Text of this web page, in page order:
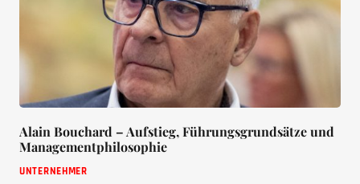
Alain Bouchard – Aufstieg, Führungsgrundsätze und
Managementphilosophie
UNTERNEHMER